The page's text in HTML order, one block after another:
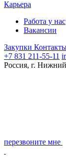
Карьера
Работа у нас
Вакансии
Закупки
+7 831 211-55-11
Россия, г.
перезвоните мне